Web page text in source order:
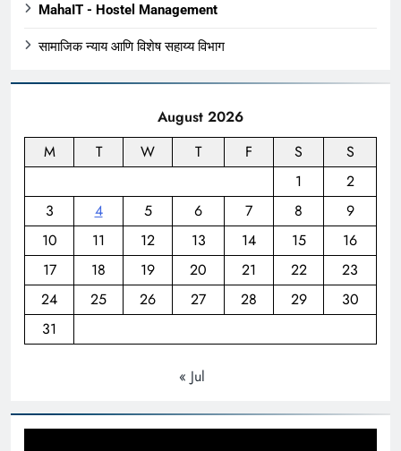
MahaIT - Hostel Management
सामाजिक न्याय आणि विशेष सहाय्य विभाग
August 2026
M
T W T F S
S
1
2
3
4 5 6 7 8
9
10
11 12 13 14 15
16
17
18 19 20 21 22
23
24
25 26 27 28 29
30
31
« Jul